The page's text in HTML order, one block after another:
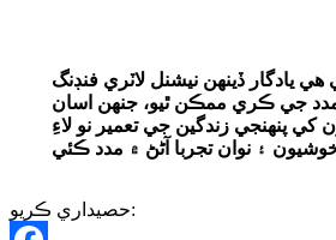
يادگار ڏينهن نيشنل لاٽري فنڊنگ
مدد جي ڪري ممڪن ٿيو، جنهن اسان
کي پنهنجي زندگين جي تعمير نو لاءِ
حصيداري ڪريو: